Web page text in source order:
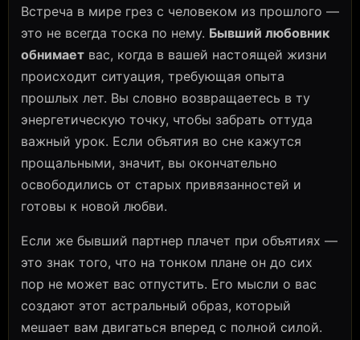
Встреча в мире грез с человеком из прошлого —
это не всегда тоска по нему. Бывший любовник
обнимает вас, когда в вашей настоящей жизни
происходит ситуация, требующая опыта
прошлых лет. Вы словно возвращаетесь в ту
энергетическую точку, чтобы забрать оттуда
важный урок. Если объятия во сне кажутся
прощальными, значит, вы окончательно
освободились от старых привязанностей и
готовы к новой любви.
Если же бывший партнер плачет при объятиях —
это знак того, что на тонком плане он до сих
пор не может вас отпустить. Его мысли о вас
создают этот астральный образ, который
мешает вам двигаться вперед с полной силой.